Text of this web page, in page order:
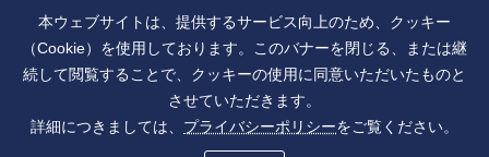
法人番号：9010005023796 東京都千代田区大手町1丁目7番1号
寄附のお願い
ご利用上の注意
ソーシャル・ネットワーキング・サービス運用ポリシー
アクセシビリティ
本ウェブサイトは、提供するサービス向上のため、クッキー
（Cookie）を使用しております。このバナーを閉じる、または継
続して閲覧することで、クッキーの使用に同意いただいたものと
させていただきます。
詳細につきましては、 プライバシーポリシーをご覧ください。